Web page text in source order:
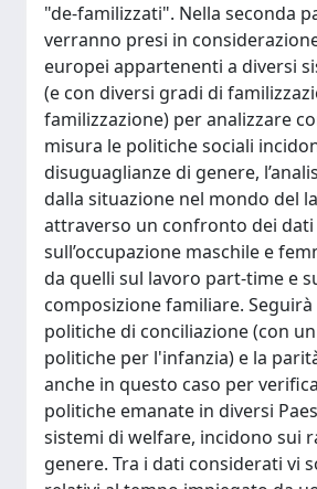
"de-familizzati". Nella seconda
verranno presi in
europei appartenenti a diversi
(e con diversi gradi di
familizzazione) per analizzare
misura le politiche sociali
disuguaglianze di genere,
dalla situazione nel mondo del
attraverso un confronto dei dati
sull’occupazione maschile e
da quelli sul lavoro part-time e
composizione familiare.
politiche di conciliazione (con
politiche per l'infanzia) e la
anche in questo caso per
politiche emanate in diversi
sistemi di welfare, incidono sui
genere. Tra i dati considerati vi